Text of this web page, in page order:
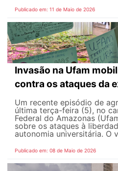
Publicado em: 11 de Maio de 2026
Invasão na Ufam
contra os ataques da
Um recente episódio de
última terça-feira (5), no
Federal do Amazonas
sobre os ataques à
autonomia universitária. O
Publicado em: 08 de Maio de 2026